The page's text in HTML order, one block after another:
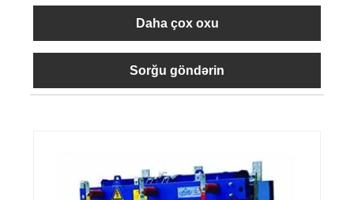
Daha çox oxu
Sorğu göndərin